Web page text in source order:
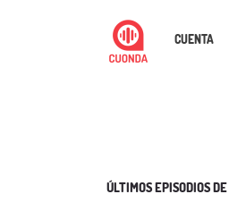
CUENTA
ÚLTIMOS EPISODIOS DE